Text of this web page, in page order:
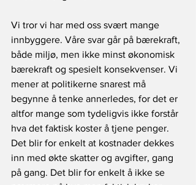
Vi tror vi har med oss svært mange
innbyggere. Våre svar går på bærekraft,
både miljø, men ikke minst økonomisk
bærekraft og spesielt konsekvenser. Vi
mener at politikerne snarest må
begynne å tenke annerledes, for det er
altfor mange som tydeligvis ikke forstår
hva det faktisk koster å tjene penger.
Det blir for enkelt at kostnader dekkes
inn med økte skatter og avgifter, gang
på gang. Det blir for enkelt å ikke se